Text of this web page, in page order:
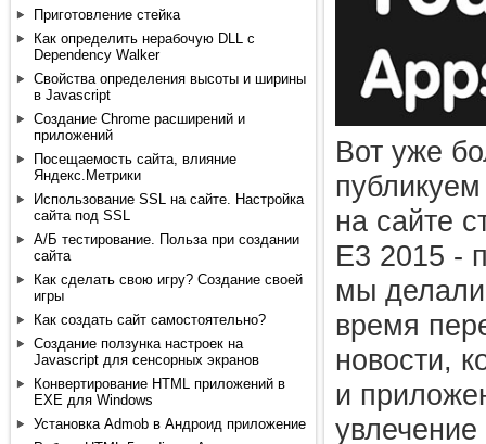
Приготовление стейка
Как определить нерабочую DLL с
Dependency Walker
Свойства определения высоты и ширины
в Javascript
Создание Chrome расширений и
приложений
Посещаемость сайта, влияние
Яндекс.Метрики
Использование SSL на сайте. Настройка
сайта под SSL
А/Б тестирование. Польза при создании
сайта
Как сделать свою игру? Создание своей
игры
Как создать сайт самостоятельно?
Создание ползунка настроек на
Javascript для сенсорных экранов
Конвертирование HTML приложений в
EXE для Windows
Установка Admob в Андроид приложение
Вот уже
на сайте
E3 2015 -
мы
время
новости,
и